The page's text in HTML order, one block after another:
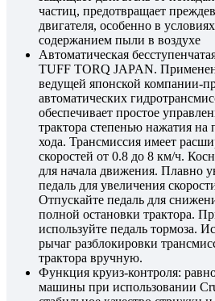
частиц, предотвращает
двигателя, особенно в
содержанием пыли в воздухе
Автоматическая
TUFF TORQ JAPAN.
ведущей японской компании-
автоматических
обеспечивает простое
трактора степенью нажатия на
хода. Трансмиссия имеет
скоростей от 0.8 до 8 км/ч.
для начала движения. Плавно
педаль для увеличения
Отпускайте педаль для
полной остановки трактора.
используйте педаль тормоза.
рычаг разблокировки
трактора вручную.
Функция круиз-контроля:
машины при использовании